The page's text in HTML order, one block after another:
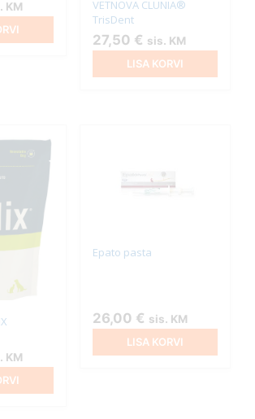
KM
VETNOVA CLUNIA®
TrisDent
27,50 € sis. KM
LISA KORVI
KM
Epato pasta
26,00 € sis. KM
LISA KORVI